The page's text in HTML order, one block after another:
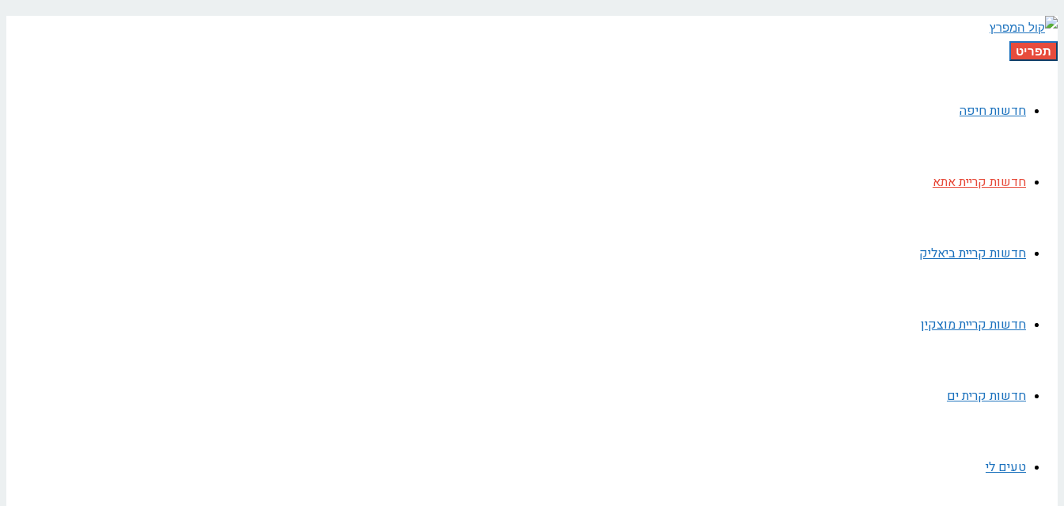
תפריט
חדשות חיפה
חדשות קריית אתא
חדשות קריית ביאליק
חדשות קריית מוצקין
חדשות קרית ים
טעים לי